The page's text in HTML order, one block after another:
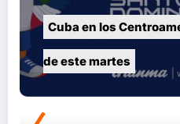
Cuba en los
de este martes